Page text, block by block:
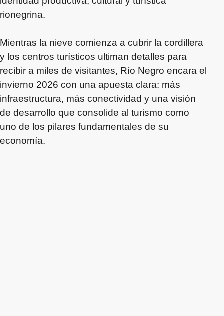
rionegrina.
Mientras la nieve comienza a cubrir la cordillera
y los centros turísticos ultiman detalles para
recibir a miles de visitantes, Río Negro encara el
invierno 2026 con una apuesta clara: más
infraestructura, más conectividad y una visión
de desarrollo que consolide al turismo como
uno de los pilares fundamentales de su
economía.